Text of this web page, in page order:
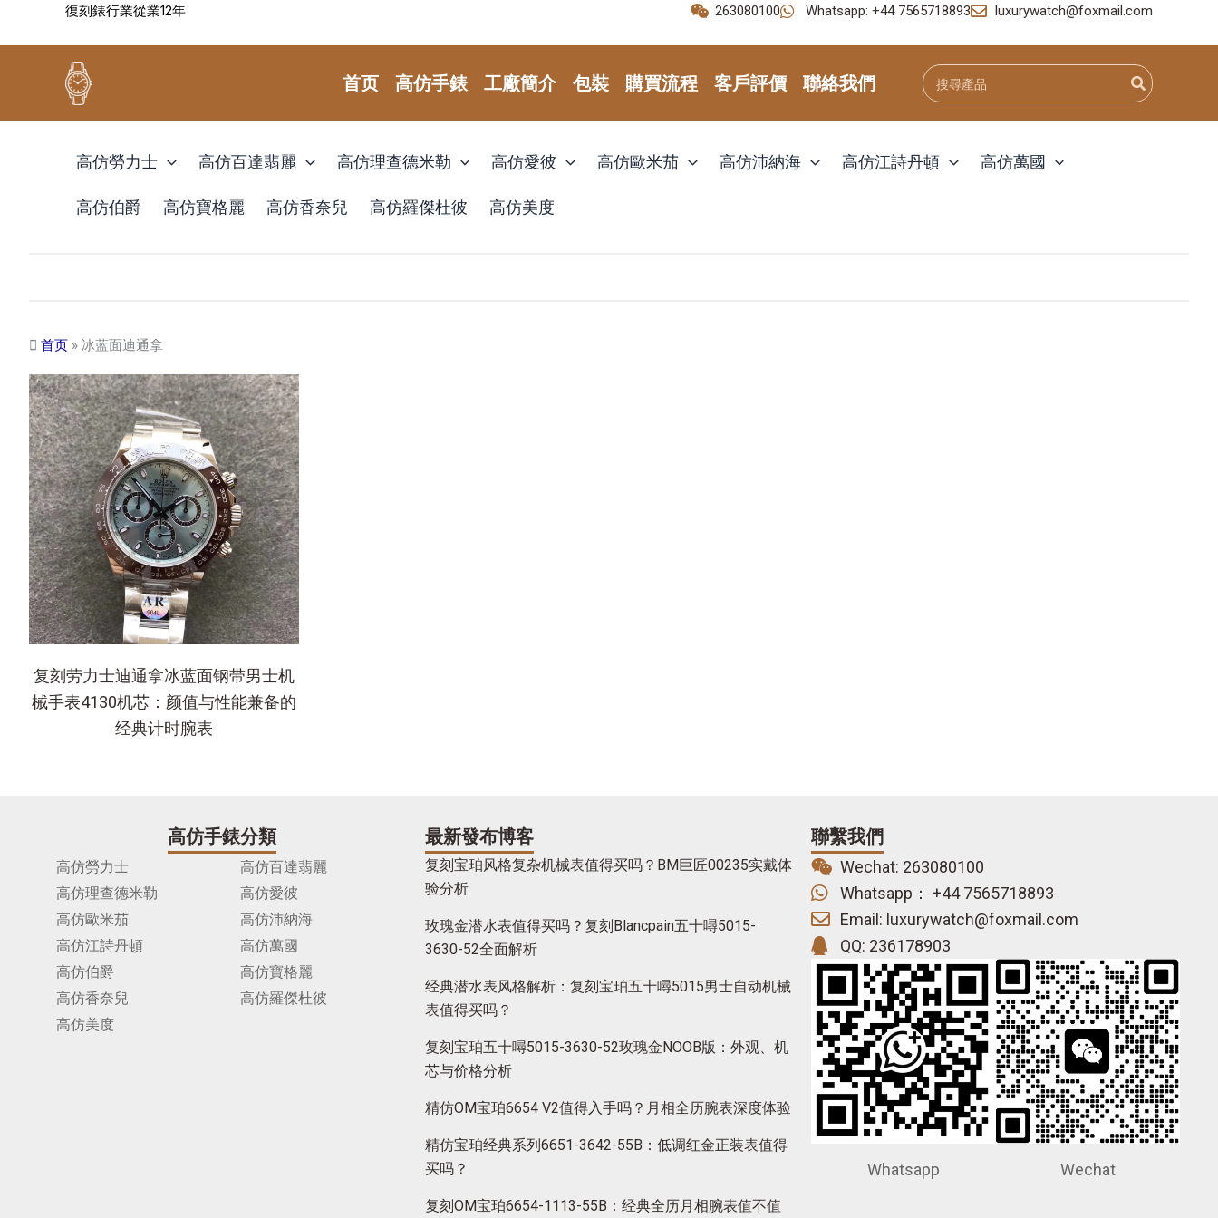
復刻錶行業從業12年 263080100 Whatsapp: +44 7565718893 luxurywatch@foxmail.com
首页 高仿手錶 工廠簡介 包裝 購買流程 客戶評價 聯絡我們
Search
for:
高仿勞力士 高仿百達翡麗 高仿理查德米勒 高仿愛彼 高仿歐米茄 高仿沛納海 高仿江詩丹頓 高仿萬國
高仿伯爵 高仿寶格麗 高仿香奈兒 高仿羅傑杜彼 高仿美度
首页 » 冰蓝面迪通拿
复刻劳力士迪通拿冰蓝面钢带男士机
械手表4130机芯：颜值与性能兼备的
经典计时腕表
高仿手錶分類
高仿勞力士
高仿百達翡麗
高仿理查德米勒
高仿愛彼
高仿歐米茄
高仿沛納海
高仿江詩丹頓
高仿萬國
高仿伯爵
高仿寶格麗
高仿香奈兒
高仿羅傑杜彼
高仿美度
最新發布博客
复刻宝珀风格复杂机械表值得买吗？BM巨匠00235实戴体
验分析
玫瑰金潜水表值得买吗？复刻Blancpain五十噚5015-
3630-52全面解析
经典潜水表风格解析：复刻宝珀五十噚5015男士自动机械
表值得买吗？
复刻宝珀五十噚5015-3630-52玫瑰金NOOB版：外观、机
芯与价格分析
精仿OM宝珀6654 V2值得入手吗？月相全历腕表深度体验
精仿宝珀经典系列6651-3642-55B：低调红金正装表值得
买吗？
复刻OM宝珀6654-1113-55B：经典全历月相腕表值不值
聯繫我們
Wechat: 263080100
Whatsapp： +44 7565718893
Email: luxurywatch@foxmail.com
QQ: 236178903
Whatsapp Wechat